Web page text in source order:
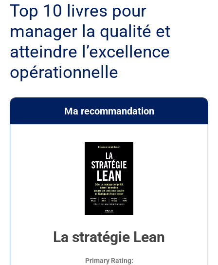
Top 10 livres pour
manager la qualité et
atteindre l’excellence
opérationnelle
Ma recommandation
La stratégie Lean
Primary Rating: